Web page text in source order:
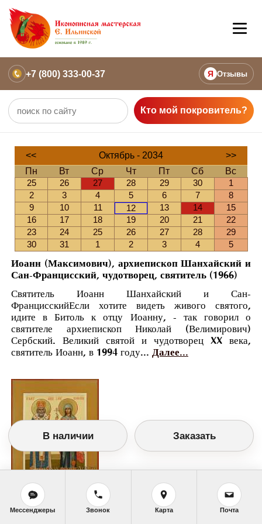
+7 (800) 333-00-37 Я Отзывы
Кто мой покровитель?
<< Октябрь - 2034
>>
Пн
Вт Ср Чт Пт Сб
Вс
25
26 27 28 29 30
1
2
3 4 5 6 7
8
9
10 11 12 13 14
15
16
17 18 19 20 21
22
23
24 25 26 27 28
29
30
31 1 2 3 4 5
Иоанн (Максимович), архиепископ Шанхайский и
Сан-Францисский, чудотворец, святитель (1966)
Святитель Иоанн Шанхайский и Сан-
ФранцисскийЕсли хотите видеть живого святого,
идите в Битоль к отцу Иоанну, - так говорил о
святителе архиепископ Николай (Велимирович)
Сербский. Великий святой и чудотворец XX века,
святитель Иоанн, в 1994 году... Далее...
Православный календарь
В наличии Заказать
Мессенджеры Звонок Карта Почта